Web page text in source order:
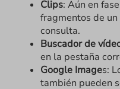
Clips: Aún en
fragmentos de
consulta.
Buscador de
en la pestaña
Google Images:
también pueden